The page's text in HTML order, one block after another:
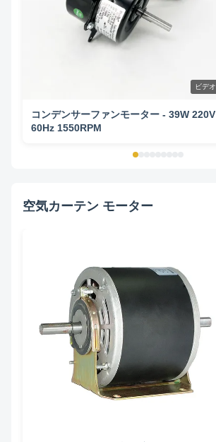
ビデオ
コンデンサーファンモーター - 39W 220V
60Hz 1550RPM
空気カーテン モーター